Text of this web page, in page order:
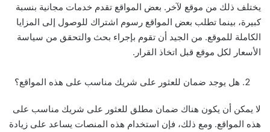
يختلف ذلك من موقع لآخر. بعض المواقع تقدم خدمات مجانية بنسبة
كبيرة، بينما تطلب بعض المواقع رسوم اشتراك للوصول إلى المزايا
الكاملة للموقع. من الجيد أن تقوم بإجراء بحث والتحقق من سياسة
الأسعار لكل موقع قبل اتخاذ القرار.
هل يوجد ضمان للعثور على شريك مناسب على هذه المواقع؟
لا يمكن أن يكون هناك ضمان مطلق للعثور على شريك مناسب على
هذه المواقع. ومع ذلك، فإن استخدام هذه المنصات يساعد على زيادة